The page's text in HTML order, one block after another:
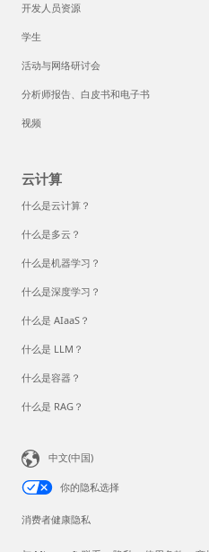
开发人员资源
学生
活动与网络研讨会
分析师报告、白皮书和电子书
视频
云计算
什么是云计算？
什么是多云？
什么是机器学习？
什么是深度学习？
什么是 AIaaS？
什么是 LLM？
什么是容器？
什么是 RAG？
中文(中国)
你的隐私选择
消费者健康隐私